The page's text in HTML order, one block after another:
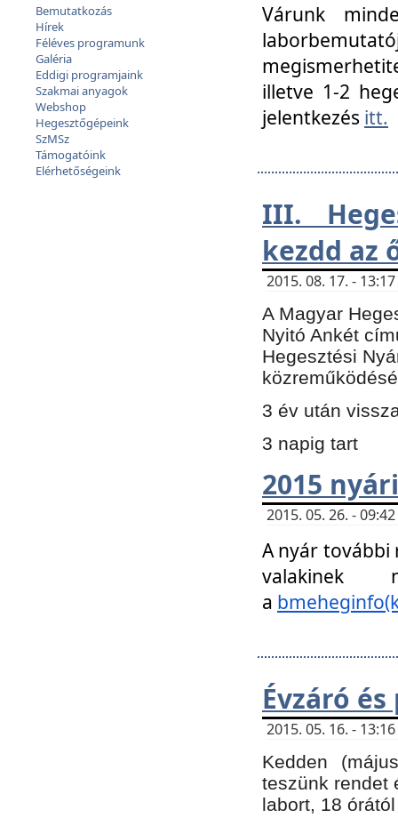
Bemutatkozás
Hírek
Féléves programunk
Galéria
Eddigi programjaink
Szakmai anyagok
Webshop
Hegesztőgépeink
SzMSz
Támogatóink
Elérhetőségeink
Várunk
illetve 1-2
jelentkezés itt.
III.
kezdd az
2015. 08. 17. -
A Magyar
Nyitó Ankét
Hegesztési
3 év után
3 napig tart
2015
2015. 05. 26. -
A nyár további
a
Évzáró
2015. 05. 16. -
Kedden
teszünk rendet
labort, 18